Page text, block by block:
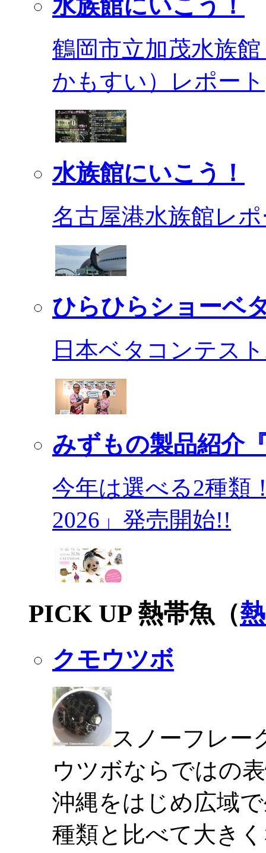
水族館にいこう！
鶴岡市立加茂水族
かもすい）レポート
水族館にいこう！
名古屋港水族館レ
ひらひらショーベ
日本ベタコンテス
みずもの製品紹介
今年は選べる2種類
2026」発売開始!!
PICK UP 熱帯魚（
クモウツボ
スノーフレー
ウツボならではの
沖縄をはじめ広域
種類と比べて大き